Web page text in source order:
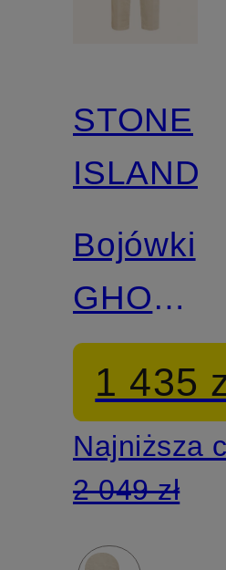
STONE
ISLAND
Bojówki
GHOST
regular
fit z lnu
1 435
Najniższa
2 049 zł